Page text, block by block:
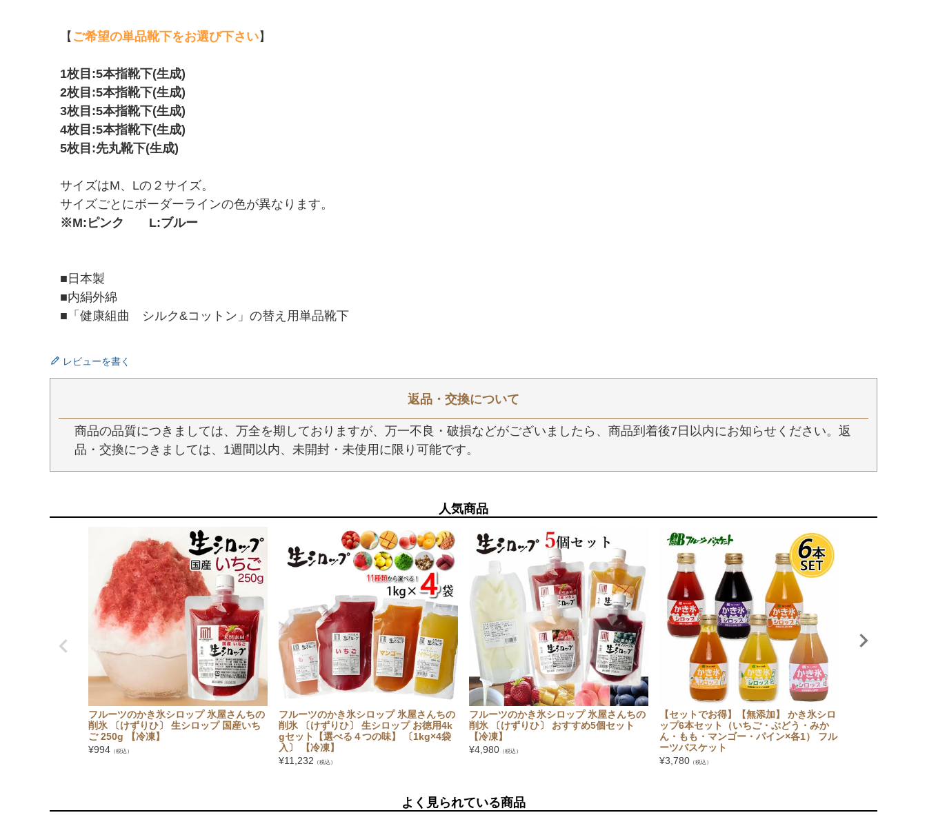
【 ご希望の単品靴下をお選び下さい】
1枚目:5本指靴下(生成)
2枚目:5本指靴下(生成)
3枚目:5本指靴下(生成)
4枚目:5本指靴下(生成)
5枚目:先丸靴下(生成)
サイズはM、Lの２サイズ。
サイズごとにボーダーラインの色が異なります。
※M:ピンク L:ブルー
■日本製
■内絹外綿
■「健康組曲 シルク&コットン」の替え用単品靴下
レビューを書く
返品・交換について
商品の品質につきましては、万全を期しておりますが、万一不良・破損などがございましたら、商品到着後7日以内にお知らせください。返
品・交換につきましては、1週間以内、未開封・未使用に限り可能です。
人気商品
フルーツのかき氷シロップ 氷屋さんちの
削氷 〔けずりひ〕 生シロップ 国産いち
ご 250g 【冷凍】
¥994 （税込）
フルーツのかき氷シロップ 氷屋さんちの
削氷 〔けずりひ〕 生シロップ お徳用4k
gセット【選べる４つの味】 〔1kg×4袋
入〕 【冷凍】
¥11,232 （税込）
フルーツのかき氷シロップ 氷屋さんちの
削氷 〔けずりひ〕 おすすめ5個セット
【冷凍】
¥4,980 （税込）
【セットでお得】【無添加】 かき氷シロ
ップ6本セット（いちご・ぶどう・みか
ん・もも・マンゴー・パイン×各1） フル
ーツバスケット
¥3,780 （税込）
よく見られている商品